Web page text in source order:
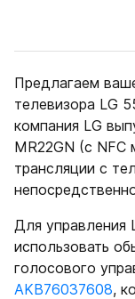
Предлагаем
телевизора LG
компания LG
MR22GN (с NFC
трансляции с
Для управления
использовать
голосового
AKB76037608,